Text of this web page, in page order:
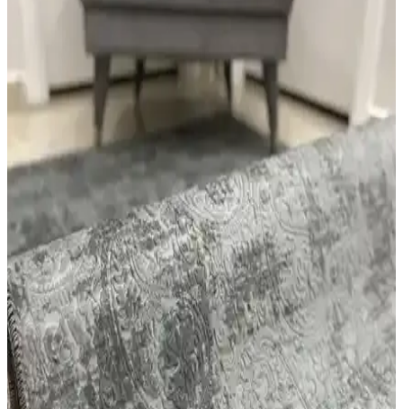
Home Yıkanabilir Kaymaz Leke Tutmaz Halı arasındaki temel
farklar incelenir. Hav yüksekliği, taban tipi, iplik türü ve
yıkanabilirlik gibi kriterler günlük kullanım konforunu etkiler.
Faiend Kesme Yolluk Karşılaştırması: Kaymaz
Taban ve Yıkanabilir Özellikler
İki farklı Faiend yolluk ürününü kaymaz taban, yıkanabilirlik ve
dayanıklılık kriterleriyle karşılaştırıyoruz. Güvenlik, temizlik ve
estetik açısından detaylar burada.
Dinarsu Kaymaz Halı Assos Nevra Vizon ve Melaris
Modern Dokuma Yolluk Karşılaştırması
İki farklı yolluk halı ürününü detaylı karşılaştırıyoruz. Dinarsu
Kaymaz Halı Assos Nevra Vizon ve Melaris modern dokuma halı,
kullanım alanları ve kullanıcı geri bildirimleriyle öne çıkıyor.
Faiend Yıkanabilir Halı ve Yolluk Karşılaştırması:
Özellikler, Kullanıcı Yorumları ve Seçim Rehberi